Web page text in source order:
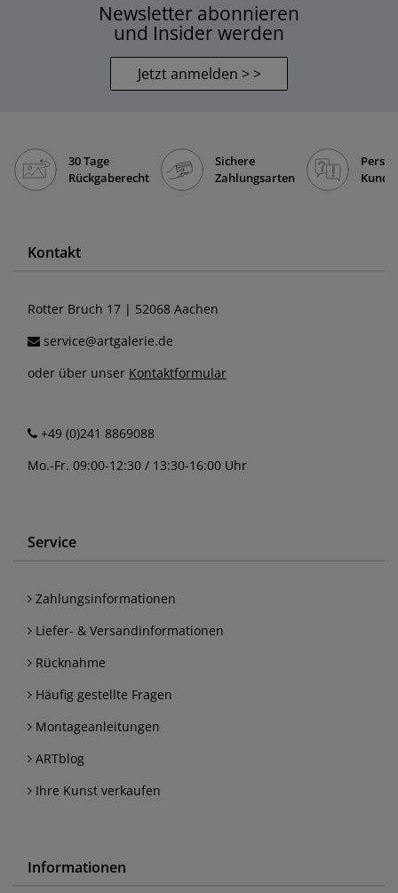
Newsletter abonnieren
und Insider werden
Jetzt anmelden > >
30 Tage
Rückgaberecht
Sichere
Zahlungsarten
Kontakt
Rotter Bruch 17 | 52068 Aachen
service@artgalerie.de
oder über unser Kontaktformular
+49 (0)241 8869088
Mo.-Fr. 09:00-12:30 / 13:30-16:00 Uhr
Service
Zahlungsinformationen
Liefer- & Versandinformationen
Rücknahme
Häufig gestellte Fragen
Montageanleitungen
ARTblog
Ihre Kunst verkaufen
Informationen